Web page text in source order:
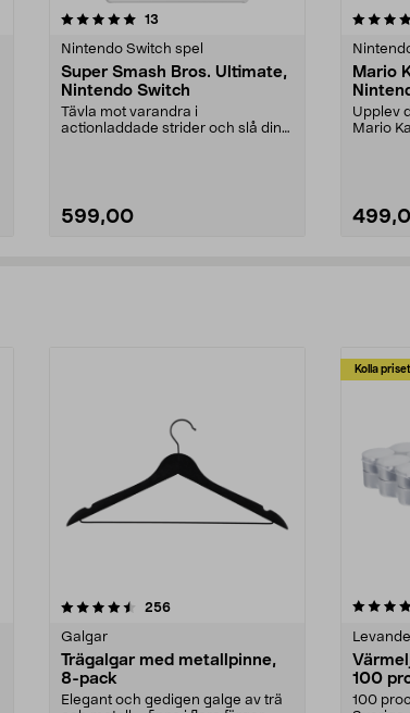
13
Nintendo Switch spel
Super Smash Bros. Ultimate,
Nintendo Switch
Tävla mot varandra i
actionladdade strider och slå dina
599,00
4.5 av 5 stjärnor
Mario
Upplev
Mario
256recensioner
Galgar
Trägalgar med metallpinne,
8-pack
Elegant och gedigen galge av trä
Kolla priset
4.0av 5 stjärnor
100
100